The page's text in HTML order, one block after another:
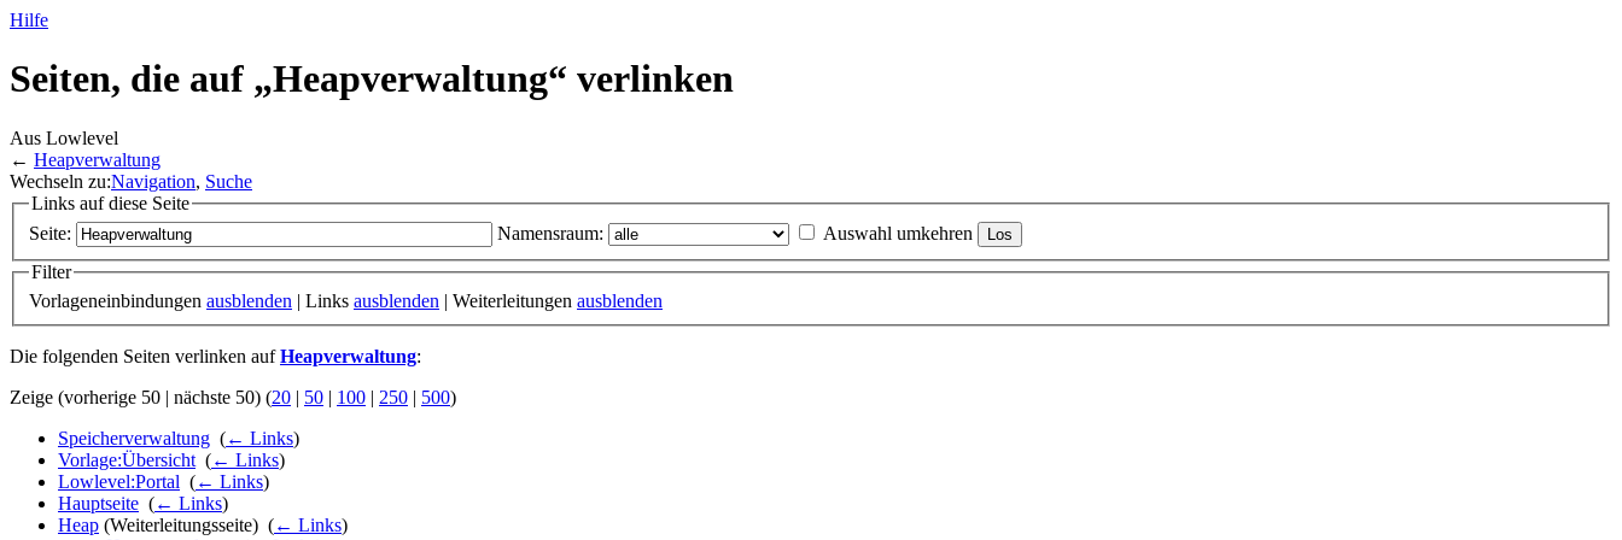
Hilfe
Seiten, die auf „Heapverwaltung“ verlinken
Aus Lowlevel
← Heapverwaltung
Wechseln zu:Navigation, Suche
Links auf diese Seite
Seite:
Namensraum:
Auswahl umkehren
Filter
Vorlageneinbindungen ausblenden | Links ausblenden | Weiterleitungen ausblenden
Die folgenden Seiten verlinken aufHeapverwaltung:
Zeige (vorherige 50 | nächste 50) (20 | 50 | 100 | 250 | 500)
Speicherverwaltung (← Links)
Vorlage:Übersicht (← Links)
Lowlevel:Portal (← Links)
Hauptseite (← Links)
Heap (Weiterleitungsseite) ‎ (← Links)